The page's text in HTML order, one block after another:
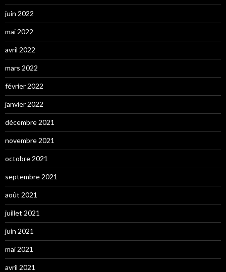
juin 2022
mai 2022
avril 2022
mars 2022
février 2022
janvier 2022
décembre 2021
novembre 2021
octobre 2021
septembre 2021
août 2021
juillet 2021
juin 2021
mai 2021
avril 2021